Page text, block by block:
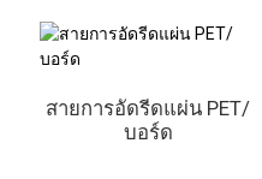
สายการอัดรีดแผ่น PET/
บอร์ด